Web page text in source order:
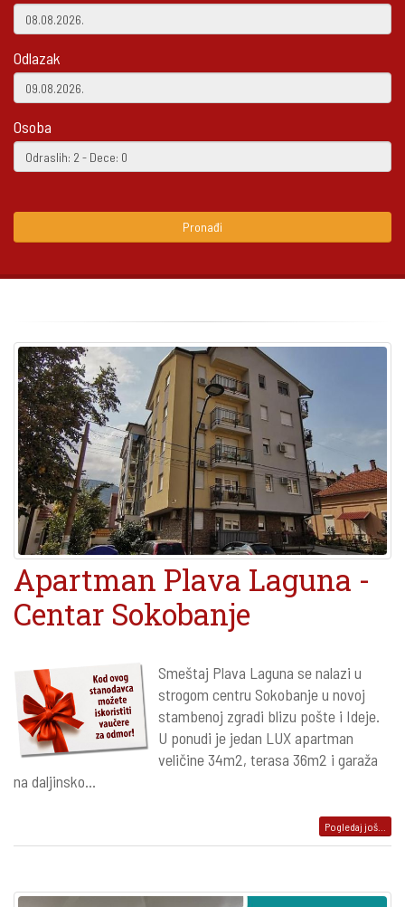
Odlazak
Osoba
Pronađi
Apartman Plava Laguna -
Centar Sokobanje
Smeštaj Plava Laguna se nalazi u
strogom centru Sokobanje u novoj
stambenoj zgradi blizu pošte i Ideje.
U ponudi je jedan LUX apartman
veličine 34m2, terasa 36m2 i garaža
na daljinsko...
Pogledaj još...